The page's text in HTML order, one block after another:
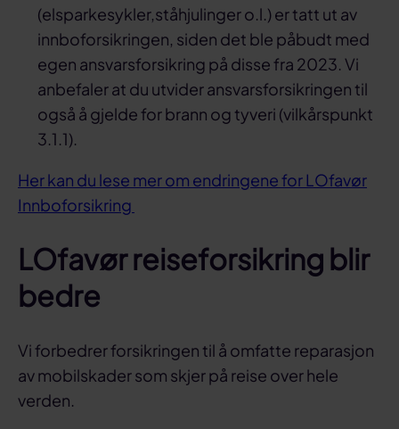
(elsparkesykler,ståhjulinger o.l.) er tatt ut av
innboforsikringen, siden det ble påbudt med
egen ansvarsforsikring på disse fra 2023. Vi
anbefaler at du utvider ansvarsforsikringen til
også å gjelde for brann og tyveri (vilkårspunkt
3.1.1).
Her kan du lese mer om endringene for LOfavør
Innboforsikring
LOfavør reiseforsikring blir
bedre
Vi forbedrer forsikringen til å omfatte reparasjon
av mobilskader som skjer på reise over hele
verden.